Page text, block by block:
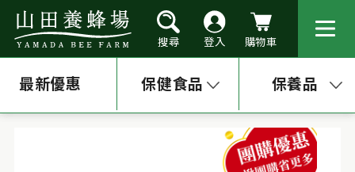
搜尋 登入 購物車
最新優惠 保健食品 保養品
搜尋 登入 購物車
最新優惠 保健食品 保養品